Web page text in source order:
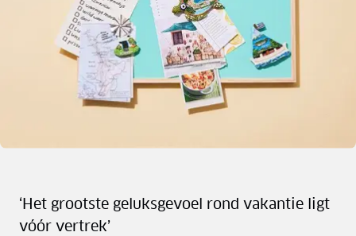
‘Het grootste geluksgevoel rond vakantie ligt
vóór vertrek’